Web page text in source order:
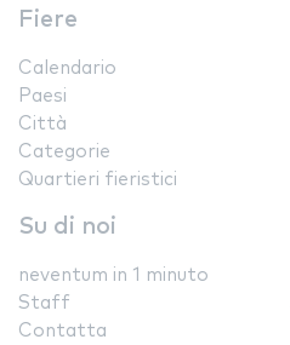
Fiere
Calendario
Paesi
Città
Categorie
Quartieri fieristici
Su di noi
neventum in 1 minuto
Staff
Contatta